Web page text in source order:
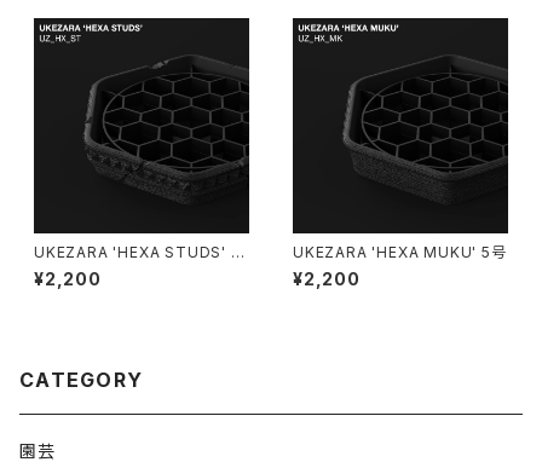
UKEZARA 'HEXA STUDS' 5
号
¥2,200
UKEZARA 'HEXA MUKU' 5号
¥2,200
CATEGORY
園芸